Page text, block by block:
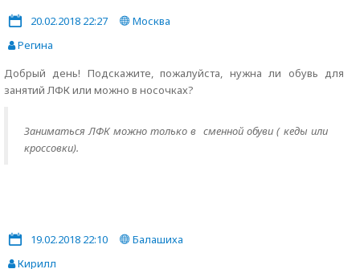
20.02.2018 22:27
Москва
Регина
Добрый день! Подскажите, пожалуйста, нужна ли обувь для
занятий ЛФК или можно в носочках?
Заниматься ЛФК можно только в сменной обуви ( кеды или
кроссовки).
19.02.2018 22:10
Балашиха
Кирилл